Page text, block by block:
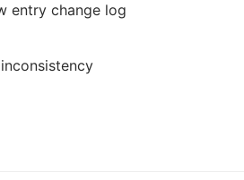
entry change log